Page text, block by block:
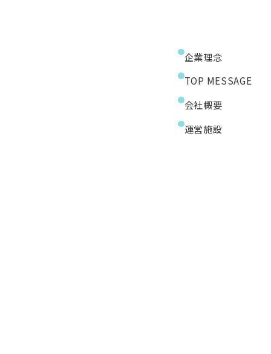
企業理念
TOP MESSAGE
会社概要
運営施設